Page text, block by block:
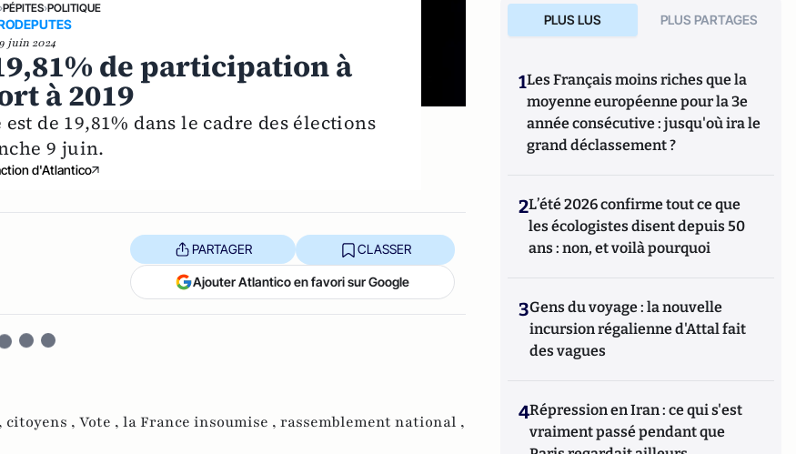
PÉPITES›POLITIQUE
9 juin 2024
de participation à
à 2019
de 19,81% dans le cadre des élections
9 juin.
d'Atlantico
PARTAGER CLASSER
Ajouter Atlantico en favori sur Google
citoyens , Vote , la France insoumise , rassemblement national ,
PLUS LUS PLUS PARTAGES
1Les Français moins riches que la
moyenne européenne pour la 3e
année consécutive : jusqu'où ira le
grand déclassement ?
2L’été 2026 confirme tout ce que
les écologistes disent depuis 50
ans : non, et voilà pourquoi
3Gens du voyage : la nouvelle
incursion régalienne d'Attal fait
des vagues
4Répression en Iran : ce qui s'est
vraiment passé pendant que